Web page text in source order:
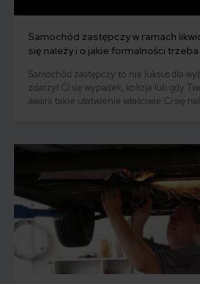
Samochód zastępczy w ramach
się należy i o jakie formalności
Samochód zastępczy to nie luksus dla
zdarzył Ci się wypadek, kolizja lub gdy
awarii takie ułatwienie właściwie Ci się